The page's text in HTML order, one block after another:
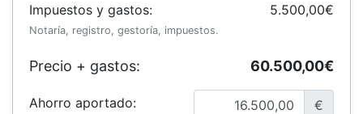
Impuestos y gastos:
Notaría, registro, gestoría, impuestos.
5.500,00€
Precio + gastos: 60.500,00€
Ahorro aportado: €